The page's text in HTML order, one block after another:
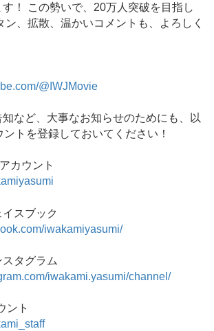
！ この勢いで、20万人突破を目指し
ン、拡散、温かいコメントも、よろしく
@IWJMovie
など、大事なお知らせのためにも、以
トを登録しておいてください！
カウント
スブック
iwakamiyasumi/
タグラム
iwakami.yasumi/channel/
ント